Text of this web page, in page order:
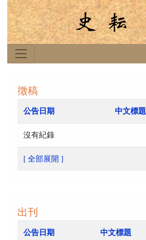
徵稿
公告日期 中文標題
沒有紀錄
[ 全部展開 ]
出刊
公告日期 中文標題